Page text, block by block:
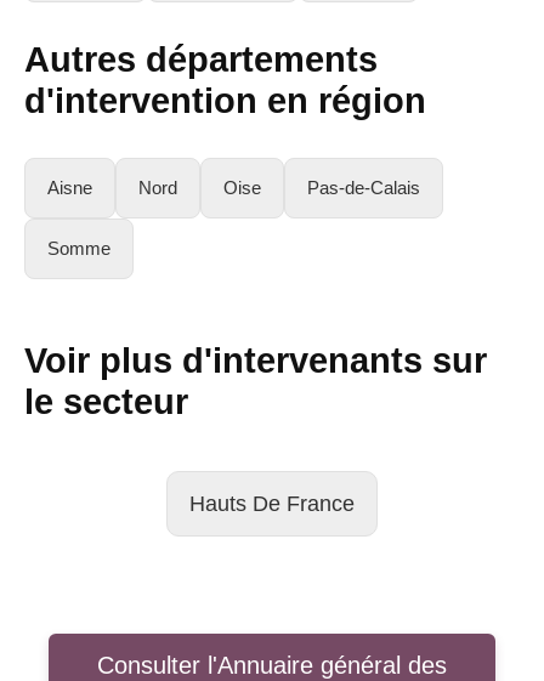
Autres départements
d'intervention en région
Aisne Nord Oise Pas-de-Calais
Somme
Voir plus d'intervenants sur
le secteur
Hauts De France
Consulter l'Annuaire général des